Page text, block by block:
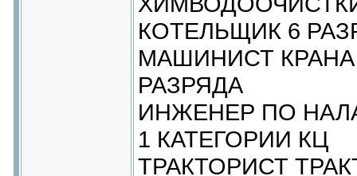
КОТЕЛЬЩИК 6
МАШИНИСТ КРАНА
РАЗРЯДА
ИНЖЕНЕР ПО
1 КАТЕГОРИИ КЦ
ТРАКТОРИСТ